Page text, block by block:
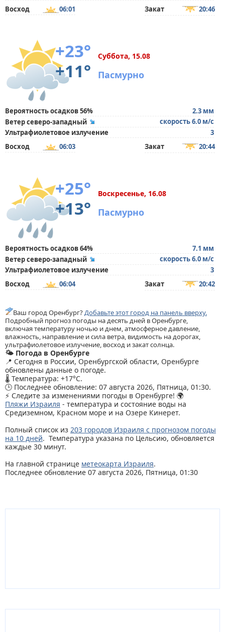
Восход
06:01 Закат 20:46
+23°
+11°
Суббота, 15.08
Пасмурно
Вероятность осадков 56%
2.3 мм
Ветер северо-западный
скорость 6.0 м/с
Ультрафиолетовое излучение
3
Восход
06:03 Закат 20:44
+25°
+13°
Воскресенье, 16.08
Пасмурно
Вероятность осадков 64%
7.1 мм
Ветер северо-западный
скорость 6.0 м/с
Ультрафиолетовое излучение
3
Восход
06:04 Закат 20:42
Ваш город Оренбург?Добавьте этот город на панель вверху.
Подробный прогноз погоды на десять дней в Оренбурге,
включая температуру ночью и днем, атмосферное давление,
влажность, направление и сила ветра, видимость на дорогах,
ультрафиолетовое излучение, восход и закат солнца.
🌤️ Погода в Оренбурге
📍 Сегодня в России, Оренбургской области, Оренбурге
обновлены данные о погоде.
🌡️ Температура: +17°C.
🕒 Последнее обновление: 07 августа 2026, Пятница, 01:30.
⚡ Следите за изменениями погоды в Оренбурге! 🌍
Пляжи Израиля - температура и состояние воды на
Средиземном, Красном море и на Озере Кинерет.
Полный список из 203 городов Израиля с прогнозом погоды
на 10 дней. Температура указана по Цельсию, обновляется
каждые 30 минут.
На главной странице метеокарта Израиля.
Последнее обновление 07 августа 2026, Пятница, 01:30